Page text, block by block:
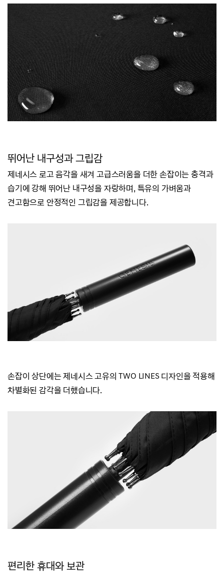
뛰어난 내구성과 그립감
제네시스 로고 음각을 새겨 고급스러움을 더한 손잡이는 충격과
습기에 강해 뛰어난 내구성을 자랑하며, 특유의 가벼움과
견고함으로 안정적인 그립감을 제공합니다.
손잡이 상단에는제네시스 고유의 TWO LINES 디자인을 적용해
차별화된 감각을 더했습니다.
편리한 휴대와 보관